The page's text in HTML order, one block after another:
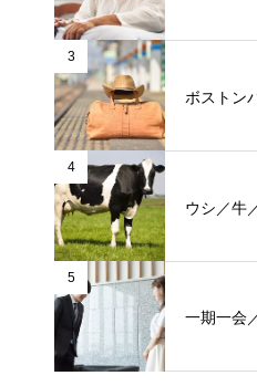
3
ボストン
4
ウシ／牛
5
一期一会